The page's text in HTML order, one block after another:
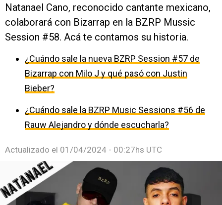
Natanael Cano, reconocido cantante mexicano,
colaborará con Bizarrap en la BZRP Mussic
Session #58. Acá te contamos su historia.
¿Cuándo sale la nueva BZRP Session #57 de
Bizarrap con Milo J y qué pasó con Justin
Bieber?
¿Cuándo sale la BZRP Music Sessions #56 de
Rauw Alejandro y dónde escucharla?
Actualizado el 01/04/2024 - 00:27hs UTC